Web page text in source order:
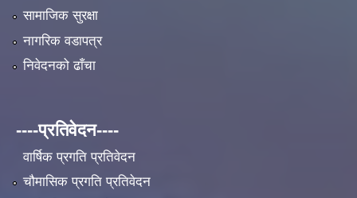
सामाजिक सुरक्षा
नागरिक वडापत्र
निवेदनको ढाँचा
----प्रतिवेदन----
वार्षिक प्रगति प्रतिवेदन
चौमासिक प्रगति प्रतिवेदन